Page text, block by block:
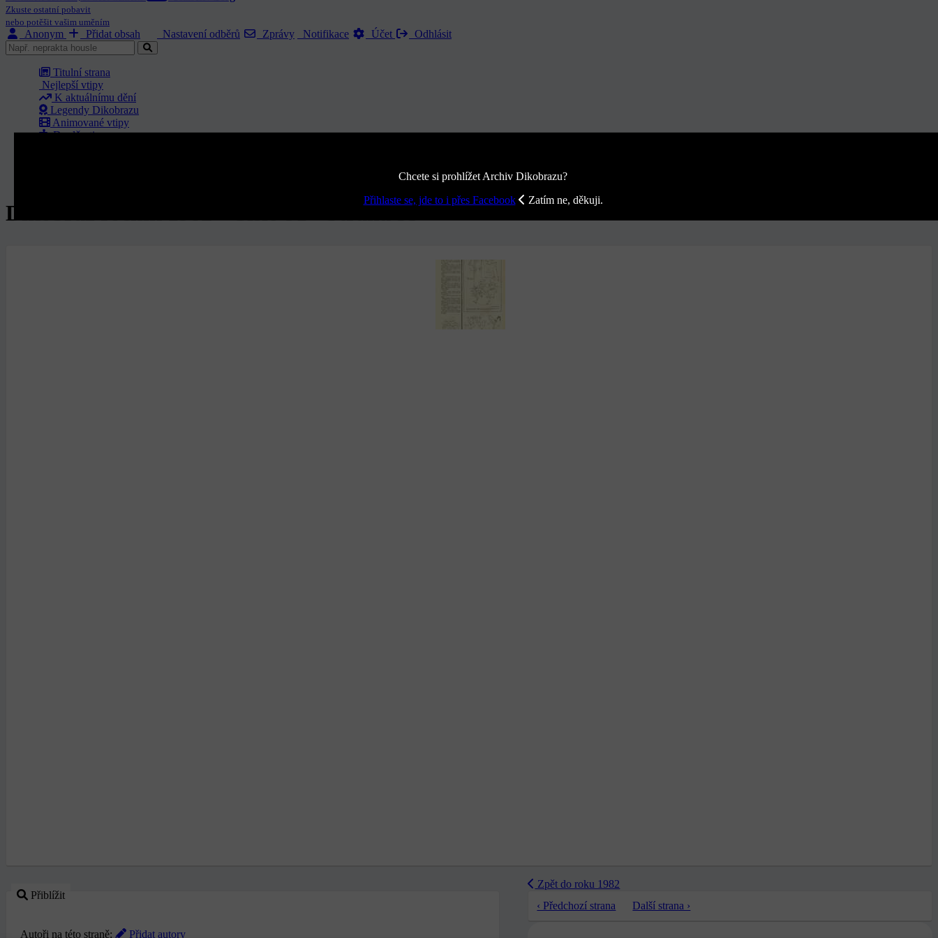
Zkuste ostatní pobavit
nebo potěšit vašim uměním
Anonym Přidat obsah Nastavení odběrů Zprávy Notifikace Účet Odhlásit
Titulní strana
Nejlepší vtipy
K aktuálnímu dění
Legendy Dikobrazu
Animované vtipy
Doplň vtip
Chcete si prohlížet Archiv Dikobrazu?
Přihlaste se, jde to i přes Facebook
Zatím ne, děkuji.
Dikobraz ročník 1982 - Číslo 91 - Strana 53
Přiblížit
Autoři na této straně: Přidat autory
Zpět do roku 1982
‹ Předchozí strana
Další strana ›